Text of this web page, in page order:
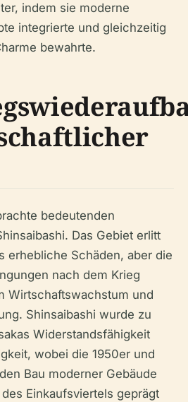
indem sie moderne
integrierte und gleichzeitig
bewahrte.
bedeutenden
Das Gebiet erlitt
erhebliche Schäden, aber die
nach dem Krieg
Wirtschaftswachstum und
Shinsaibashi wurde zu
Widerstandsfähigkeit
wobei die 1950er und
Bau moderner Gebäude
Einkaufsviertels geprägt